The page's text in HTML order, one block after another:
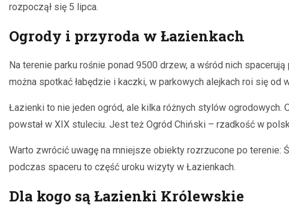
rozpoczął się 5 lipca.
Ogrody i przyroda w Łazienkach
Na terenie parku rośnie ponad 9500 drzew, a wśród nich
można spotkać łabędzie i kaczki, w parkowych alejkach roi się od
Łazienki to nie jeden ogród, ale kilka różnych stylów
powstał w XIX stuleciu. Jest też Ogród Chiński – rzadkość w
Warto zwrócić uwagę na mniejsze obiekty rozrzucone po terenie:
podczas spaceru to część uroku wizyty w Łazienkach.
Dla kogo są Łazienki Królewskie